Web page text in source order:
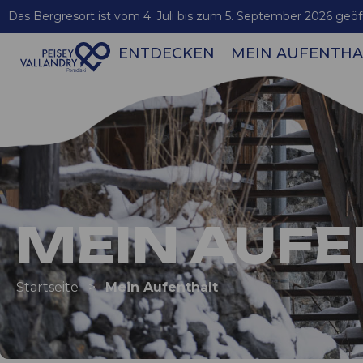
Das Bergresort ist vom 4. Juli bis zum 5. September 2026
ENTDECKEN MEIN
MEIN
Startseite > Mein Aufenthalt